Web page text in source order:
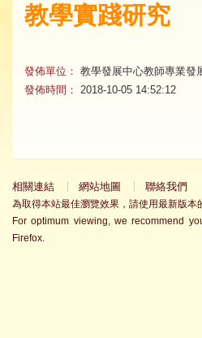
教學實踐研究
發佈單位： 教學發展中心教師專業發
發佈時間：
2018-10-05 14:52:12
相關連結 網站地圖 聯絡我們
為取得本站最佳瀏覽效果，請使用最新版本
For optimum viewing, we recommend
Firefox.